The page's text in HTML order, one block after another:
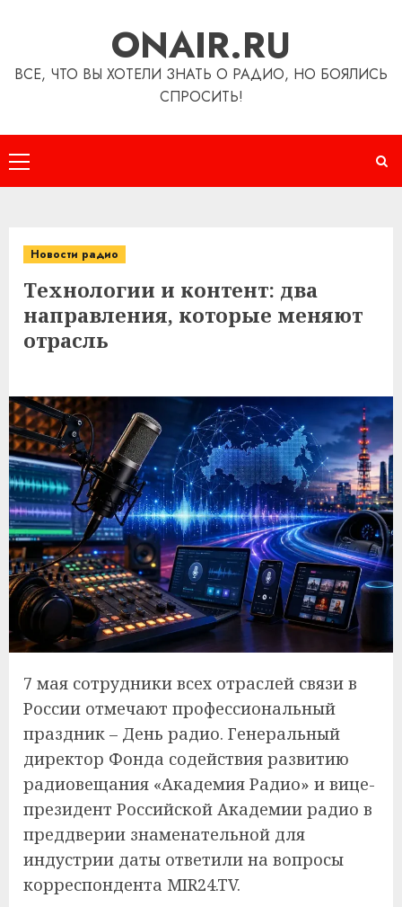
ONAIR.RU
ВСЕ, ЧТО ВЫ ХОТЕЛИ ЗНАТЬ О РАДИО, НО БОЯЛИСЬ
СПРОСИТЬ!
Основное
меню
Новости радио
Технологии и контент: два
направления, которые меняют
отрасль
7 мая сотрудники всех отраслей связи в
России отмечают профессиональный
праздник – День радио. Генеральный
директор Фонда содействия развитию
радиовещания «Академия Радио» и вице-
президент Российской Академии радио в
преддверии знаменательной для
индустрии даты ответили на вопросы
корреспондента MIR24.TV.